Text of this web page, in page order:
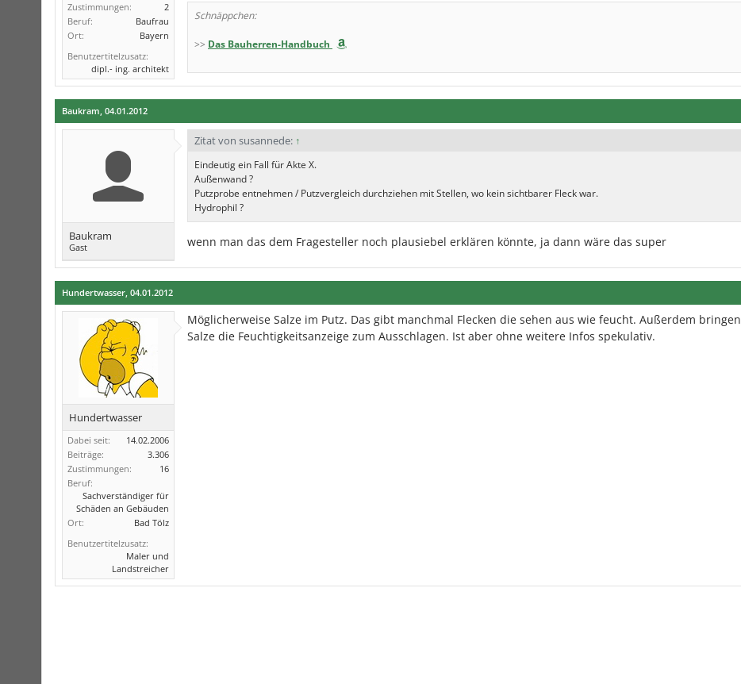
Zustimmungen:
2
Beruf:
Baufrau
Ort:
Bayern
Benutzertitelzusatz:
dipl.- ing. architekt
Schnäppchen:
>> Das Bauherren-Handbuch
Baukram, 04.01.2012
Baukram
Gast
Zitat von susannede: ↑
Eindeutig ein Fall für Akte X.
Außenwand ?
Putzprobe entnehmen / Putzvergleich durchziehen mit Stellen, wo kein sichtbarer Fleck war.
Hydrophil ?
wenn man das dem Fragesteller noch plausiebel erklären könnte, ja dann wäre das super
Hundertwasser, 04.01.2012
Hundertwasser
Dabei seit:
14.02.2006
Beiträge:
3.306
Zustimmungen:
16
Beruf:
Sachverständiger für
Schäden an Gebäuden
Ort:
Bad Tölz
Benutzertitelzusatz:
Maler und
Landstreicher
Möglicherweise Salze im Putz. Das gibt manchmal Flecken die sehen aus wie feucht. Außerdem bringen
Salze die Feuchtigkeitsanzeige zum Ausschlagen. Ist aber ohne weitere Infos spekulativ.